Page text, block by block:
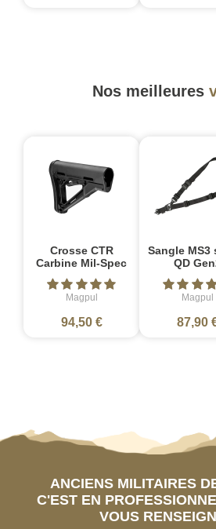
Nos meilleures
Crosse CTR
Carbine Mil-Spec
Magpul
94,50 €
Sangle MS3
QD
Magpul
87,90
ANCIENS MILITAIRES
C'EST EN
VOUS